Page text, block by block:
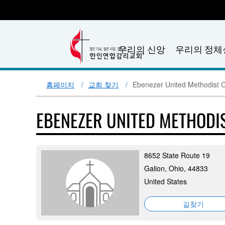
우리의 신앙 우리의 정체
홈페이지 교회 찾기 Ebenezer United Methodist
EBENEZER UNITED
8652 State Route 19
Galion, Ohio, 44833
United States
길찾기